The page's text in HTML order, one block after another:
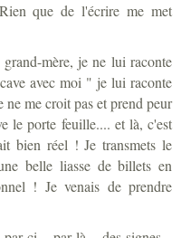
que de l'écrire me met
mère, je ne lui raconte
avec moi " je lui raconte
me croit pas et prend peur
le porte feuille.... et là, c'est
bien réel ! Je transmets le
belle liasse de billets en
! Je venais de prendre